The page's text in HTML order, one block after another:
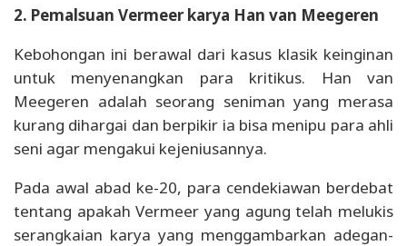
2. Pemalsuan Vermeer karya Han van Meegeren
Kebohongan ini berawal dari kasus klasik keinginan
untuk menyenangkan para kritikus. Han van
Meegeren adalah seorang seniman yang merasa
kurang dihargai dan berpikir ia bisa menipu para ahli
seni agar mengakui kejeniusannya.
Pada awal abad ke-20, para cendekiawan berdebat
tentang apakah Vermeer yang agung telah melukis
serangkaian karya yang menggambarkan adegan-